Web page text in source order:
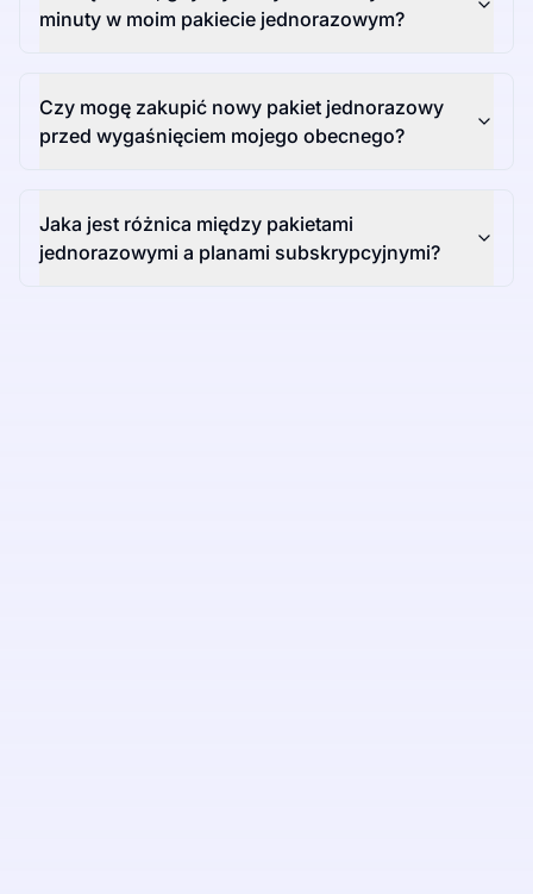
minuty w moim pakiecie jednorazowym?
Czy mogę zakupić nowy pakiet jednorazowy
przed wygaśnięciem mojego obecnego?
Jaka jest różnica między pakietami
jednorazowymi a planami subskrypcyjnymi?